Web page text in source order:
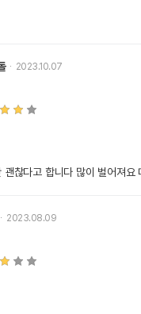
2023.10.07
괜찮다고 합니다 많이 벌어져요
2023.08.09